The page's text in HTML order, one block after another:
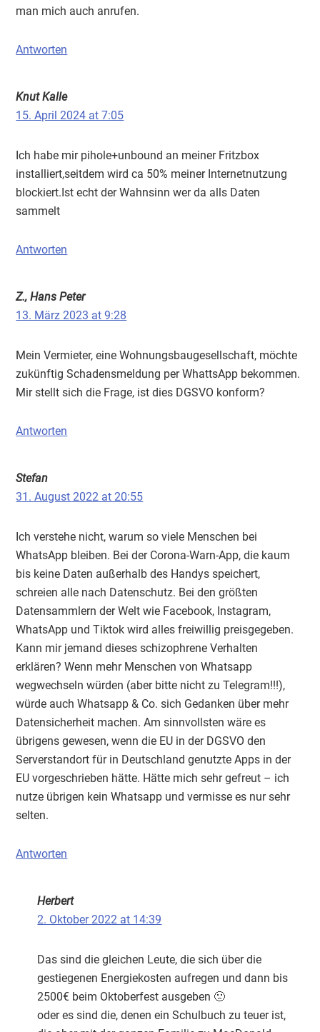
man mich auch anrufen.
Antworten
Knut Kalle
15. April 2024 at 7:05
Ich habe mir pihole+unbound an meiner Fritzbox
installiert,seitdem wird ca 50% meiner Internetnutzung
blockiert.Ist echt der Wahnsinn wer da alls Daten
sammelt
Antworten
Z., Hans Peter
13. März 2023 at 9:28
Mein Vermieter, eine Wohnungsbaugesellschaft, möchte
zukünftig Schadensmeldung per WhattsApp bekommen.
Mir stellt sich die Frage, ist dies DGSVO konform?
Antworten
Stefan
31. August 2022 at 20:55
Ich verstehe nicht, warum so viele Menschen bei
WhatsApp bleiben. Bei der Corona-Warn-App, die kaum
bis keine Daten außerhalb des Handys speichert,
schreien alle nach Datenschutz. Bei den größten
Datensammlern der Welt wie Facebook, Instagram,
WhatsApp und Tiktok wird alles freiwillig preisgegeben.
Kann mir jemand dieses schizophrene Verhalten
erklären? Wenn mehr Menschen von Whatsapp
wegwechseln würden (aber bitte nicht zu Telegram!!!),
würde auch Whatsapp & Co. sich Gedanken über mehr
Datensicherheit machen. Am sinnvollsten wäre es
übrigens gewesen, wenn die EU in der DGSVO den
Serverstandort für in Deutschland genutzte Apps in der
EU vorgeschrieben hätte. Hätte mich sehr gefreut – ich
nutze übrigen kein Whatsapp und vermisse es nur sehr
selten.
Antworten
Herbert
2. Oktober 2022 at 14:39
Das sind die gleichen Leute, die sich über die
gestiegenen Energiekosten aufregen und dann bis
2500€ beim Oktoberfest ausgeben 🙁
oder es sind die, denen ein Schulbuch zu teuer ist,